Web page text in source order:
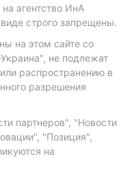
агентство ИнА
строго запрещены.
на этом сайте со
не подлежат
распространению в
разрешения
партнеров", "Новости
"Позиция",
на